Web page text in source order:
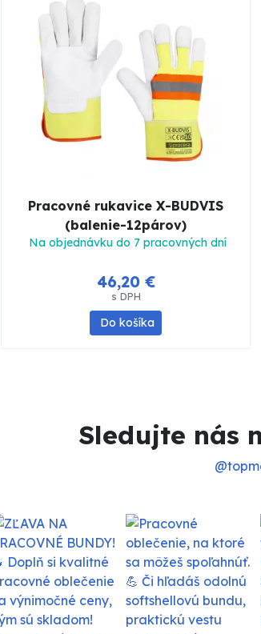
Pracovné rukavice X-BUDVIS
(balenie-12párov)
Na objednávku do 7 pracovných dní
46,20 €
s DPH
Do košíka
Sledujte nás